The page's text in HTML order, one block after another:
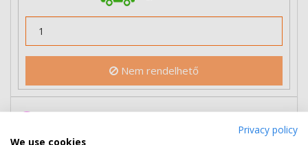
Nem rendelhető
toner
Privacy policy
We use cookies